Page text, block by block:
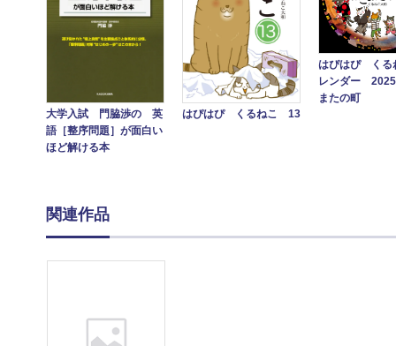
大学入試 門脇渉の 英
語［整序問題］が面白い
ほど解ける本
はぴはぴ くるねこ 13
はぴはぴ く
レンダー
またの町
関連作品